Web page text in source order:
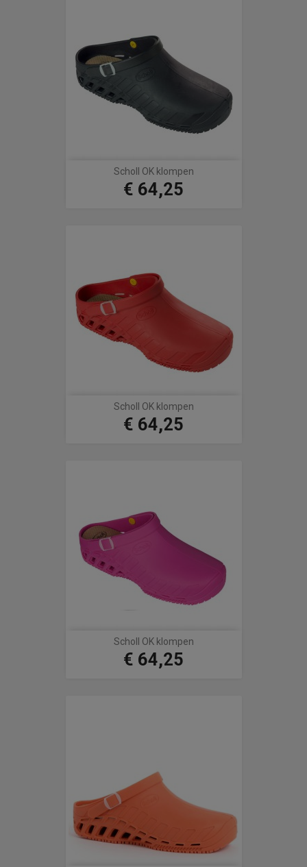
Scholl OK klompen
Prijs
€ 64,25
Scholl OK klompen
Prijs
€ 64,25
Scholl OK klompen
Prijs
€ 64,25